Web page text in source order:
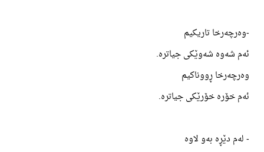
-وەرچەرخا تاریکیم
ئەم شەوە شەوێکی جیاترە.
وەرچەرخا ڕووناکیم
ئەم خۆرە خۆرێکی جیاترە.
- لەم دێڕە بەو لاوە